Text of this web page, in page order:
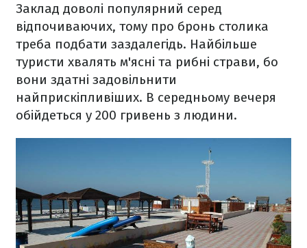
Заклад доволі популярний серед
відпочиваючих, тому про бронь столика
треба подбати заздалегідь. Найбільше
туристи хвалять м'ясні та рибні страви, бо
вони здатні задовільнити
найприскіпливіших. В середньому вечеря
обійдеться у 200 гривень з людини.